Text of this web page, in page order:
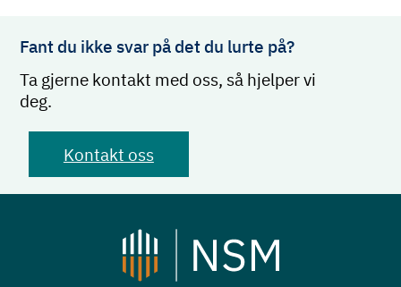
Fant du ikke svar på det du lurte på?
Ta gjerne kontakt med oss, så hjelper vi
deg.
Kontakt oss